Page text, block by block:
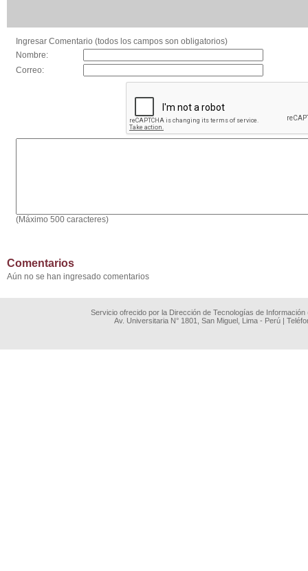
Ingresar Comentario (todos los campos son obligatorios)
Nombre:
Correo:
(Máximo 500 caracteres)
Comentarios
Aún no se han ingresado comentarios
Servicio ofrecido por la Dirección de Tecnologías de
Av. Universitaria N° 1801, San Miguel, Lima - Perú |